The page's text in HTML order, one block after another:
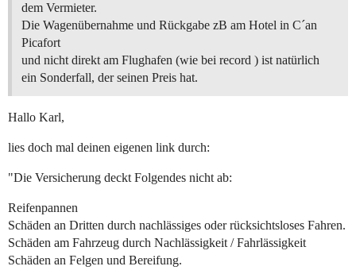
dem Vermieter.
Die Wagenübernahme und Rückgabe zB am Hotel in C´an
Picafort
und nicht direkt am Flughafen (wie bei record ) ist natürlich
ein Sonderfall, der seinen Preis hat.
Hallo Karl,
lies doch mal deinen eigenen link durch:
"Die Versicherung deckt Folgendes nicht ab:
Reifenpannen
Schäden an Dritten durch nachlässiges oder rücksichtsloses Fahren.
Schäden am Fahrzeug durch Nachlässigkeit / Fahrlässigkeit
Schäden an Felgen und Bereifung.